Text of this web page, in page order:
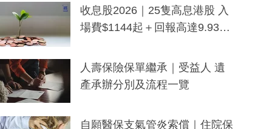
一度被誤當詐騙手段
收息股2026｜25隻高息港股 入
場費$1144起＋回報高達9.93
人壽保險保單繼承｜受益人 遺
產承辦分別及流程一覽
自願醫保支氣管炎索償｜住院保